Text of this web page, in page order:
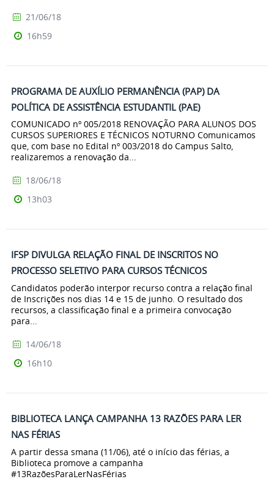
21/06/18
16h59
PROGRAMA DE AUXÍLIO PERMANÊNCIA (PAP) DA
POLÍTICA DE ASSISTÊNCIA ESTUDANTIL (PAE)
COMUNICADO nº 005/2018 RENOVAÇÃO PARA ALUNOS DOS
CURSOS SUPERIORES E TÉCNICOS NOTURNO Comunicamos
que, com base no Edital nº 003/2018 do Campus Salto,
realizaremos a renovação da...
18/06/18
13h03
IFSP DIVULGA RELAÇÃO FINAL DE INSCRITOS NO
PROCESSO SELETIVO PARA CURSOS TÉCNICOS
Candidatos poderão interpor recurso contra a relação final
de Inscrições nos dias 14 e 15 de junho. O resultado dos
recursos, a classificação final e a primeira convocação
para...
14/06/18
16h10
BIBLIOTECA LANÇA CAMPANHA 13 RAZÕES PARA LER
NAS FÉRIAS
A partir dessa smana (11/06), até o início das férias, a
Biblioteca promove a campanha
#13RazõesParaLerNasFérias